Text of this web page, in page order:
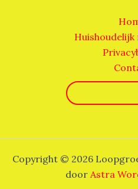
Copyright © 2026
door Astra